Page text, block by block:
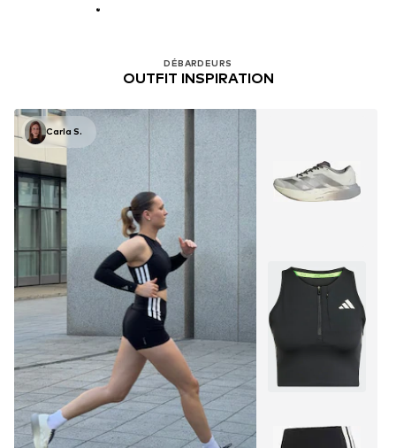
DÉBARDEURS
OUTFIT INSPIRATION
Carla S.